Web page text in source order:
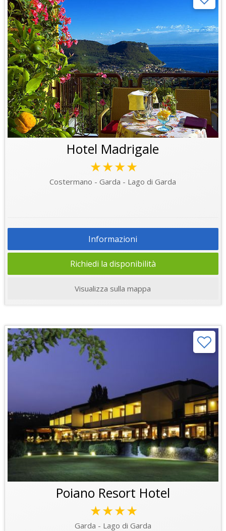
Hotel Madrigale
★★★★
Costermano - Garda - Lago di Garda
Informazioni
Richiedi la disponibilità
Visualizza sulla mappa
Poiano Resort Hotel
★★★★
Garda - Lago di Garda